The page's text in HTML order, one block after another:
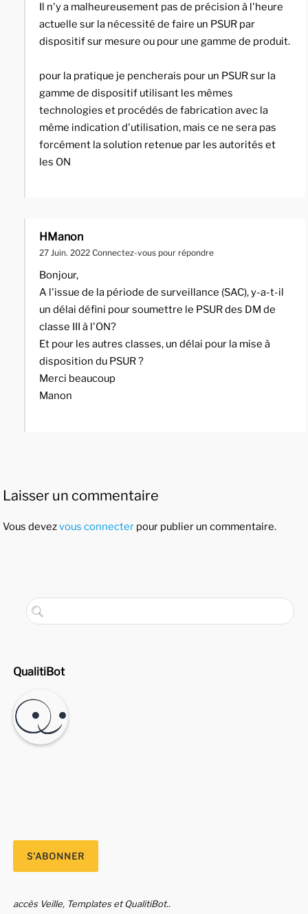
Il n'y a malheureusement pas de précision à l'heure
actuelle sur la nécessité de faire un PSUR par
dispositif sur mesure ou pour une gamme de produit.
pour la pratique je pencherais pour un PSUR sur la
gamme de dispositif utilisant les mêmes
technologies et procédés de fabrication avec la
même indication d'utilisation, mais ce ne sera pas
forcément la solution retenue par les autorités et
les ON
HManon
27 Juin. 2022 Connectez-vous pour répondre
Bonjour,
A l'issue de la période de surveillance (SAC), y-a-t-il
un délai défini pour soumettre le PSUR des DM de
classe III à l'ON?
Et pour les autres classes, un délai pour la mise à
disposition du PSUR ?
Merci beaucoup
Manon
Laisser un commentaire
Vous devezvous connecter pour publier un commentaire.
QualitiBot
accès Veille, Templates et QualitiBot..